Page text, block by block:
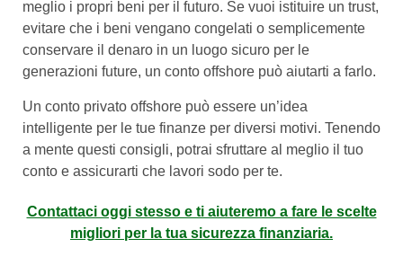
meglio i propri beni per il futuro. Se vuoi istituire un trust,
evitare che i beni vengano congelati o semplicemente
conservare il denaro in un luogo sicuro per le
generazioni future, un conto offshore può aiutarti a farlo.
Un conto privato offshore può essere un’idea
intelligente per le tue finanze per diversi motivi. Tenendo
a mente questi consigli, potrai sfruttare al meglio il tuo
conto e assicurarti che lavori sodo per te.
Contattaci oggi stesso e ti aiuteremo a fare le scelte
migliori per la tua sicurezza finanziaria.